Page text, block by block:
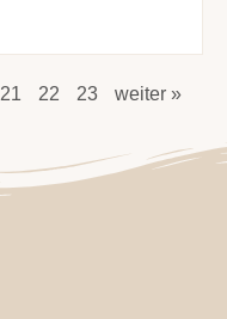
21 22 23 weiter »